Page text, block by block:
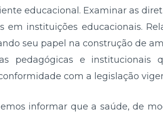
educacional. Examinar as
em instituições educacionais.
seu papel na construção de
pedagógicas e institucionais
com a legislação
informar que a saúde, de